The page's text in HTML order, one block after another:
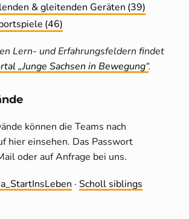
& gleitenden Geräten (39)
(46)
Lern- und Erfahrungsfeldern findet
„Junge Sachsen in Bewegung“.
können die Teams nach
hier einsehen. Das Passwort
oder auf Anfrage bei uns.
· Scholl siblings